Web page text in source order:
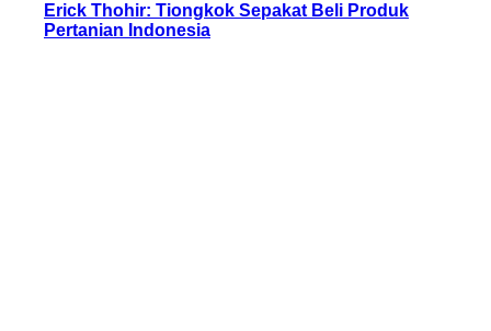
Erick Thohir: Tiongkok Sepakat Beli Produk
Pertanian Indonesia